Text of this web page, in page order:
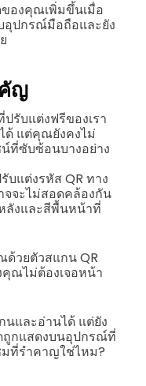
องคุณเพิ่มขึ้นเมื่อ
อุปกรณ์มือถือและยัง
ญ
รับแต่งฟรีของเรา
ด้ แต่คุณยังคงไม่
ที่ซับซ้อนบางอย่าง
บแต่งรหัส QR ทาง
จจะไม่สอดคล้องกัน
ลังและสีพื้นหน้าที่
วยตัวสแกน QR
ณไม่ต้องเจอหน้า
นและอ่านได้ แต่ยัง
ถูกแสดงบนอุปกรณ์ที่
ที่รำคาญใช่ไหม?